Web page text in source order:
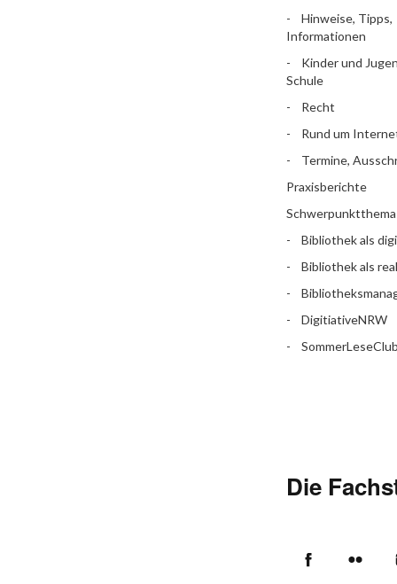
Hinweise, Tipps,
Informationen
Kinder und
Schule
Recht
Rund um
Termine,
Praxisberichte
Schwerpunktthema
Bibliothek als
Bibliothek als
DigitiativeNRW
Die